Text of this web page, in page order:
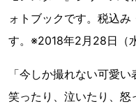
ォトブックです。税込
す。※2018年2月28日（
「今しか撮れない可愛
笑ったり、泣いたり、